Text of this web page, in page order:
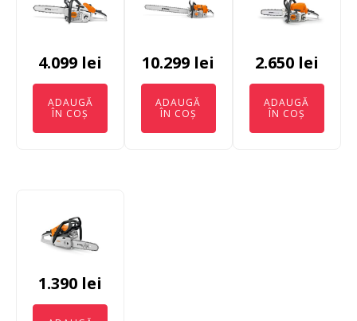
4.099 lei
ADAUGĂ
ÎN COȘ
10.299 lei
ADAUGĂ
ÎN COȘ
2.650 lei
ADAUGĂ
ÎN COȘ
1.390 lei